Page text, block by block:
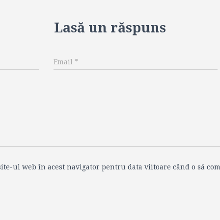
Lasă un răspuns
Email *
ul web în acest navigator pentru data viitoare când o să